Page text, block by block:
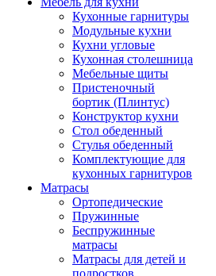
Кухонные гарнитуры
Модульные кухни
Кухни угловые
Кухонная столешница
Мебельные щиты
Пристеночный
бортик (Плинтус)
Конструктор кухни
Стол обеденный
Стулья обеденный
Комплектующие для
кухонных гарнитуров
Матраcы
Ортопедические
Пружинные
Беспружинные
матрасы
Матрасы для детей и
подростков